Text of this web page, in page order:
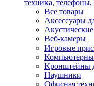
техника, телефоны,
Все товары
Аксессуары
Веб-камеры
Игровые
Кронштейны
Наушники
Офисная